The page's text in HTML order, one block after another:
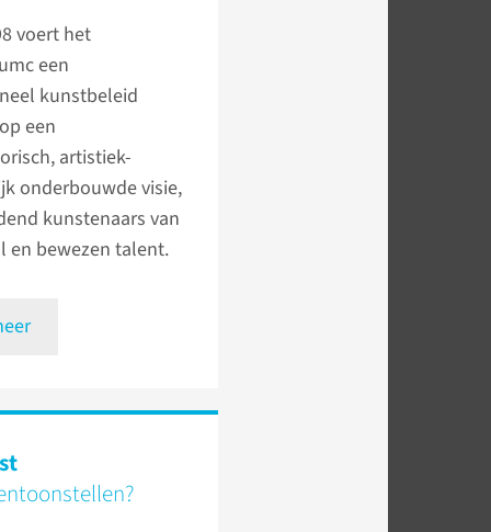
voert het
een
kunstbeleid
een
artistiek-
onderbouwde visie,
kunstenaars van
en bewezen talent.